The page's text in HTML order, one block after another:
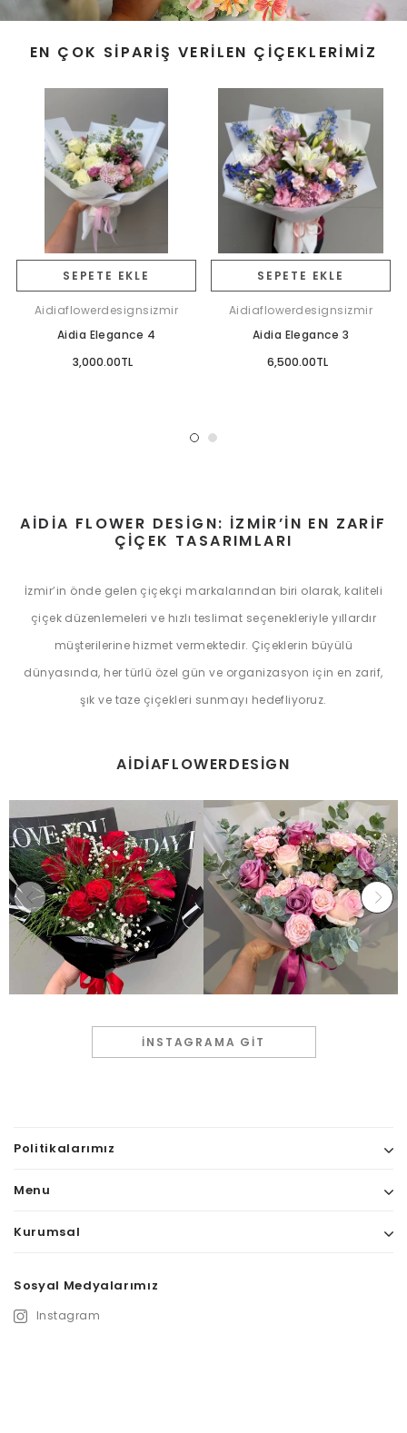
EN ÇOK SIPARIŞ VERILEN ÇIÇEKLERIMIZ
SEPETE EKLE
Aidiaflowerdesignsizmir
Aidia Elegance 4
3,000.00TL
SEPETE EKLE
Aidiaflowerdesignsizmir
Aidia Elegance 3
6,500.00TL
AIDIA FLOWER DESIGN: İZMIR’IN EN ZARIF
ÇIÇEK TASARIMLARI
İzmir’in önde gelen çiçekçi markalarından biri olarak, kaliteli
çiçek düzenlemeleri ve hızlı teslimat seçenekleriyle yıllardır
müşterilerine hizmet vermektedir. Çiçeklerin büyülü
dünyasında, her türlü özel gün ve organizasyon için en zarif,
şık ve taze çiçekleri sunmayı hedefliyoruz.
AIDIAFLOWERDESIGN
İNSTAGRAMA GIT
Politikalarımız
Menu
Kurumsal
Sosyal Medyalarımız
Instagram